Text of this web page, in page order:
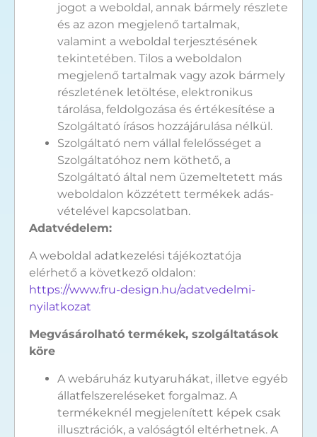
jogot a weboldal, annak bármely részlete
és az azon megjelenő tartalmak,
valamint a weboldal terjesztésének
tekintetében. Tilos a weboldalon
megjelenő tartalmak vagy azok bármely
részletének letöltése, elektronikus
tárolása, feldolgozása és értékesítése a
Szolgáltató írásos hozzájárulása nélkül.
Szolgáltató nem vállal felelősséget a
Szolgáltatóhoz nem köthető, a
Szolgáltató által nem üzemeltetett más
weboldalon közzétett termékek adás-
vételével kapcsolatban.
Adatvédelem:
A weboldal adatkezelési tájékoztatója
elérhető a következő oldalon:
https://www.fru-design.hu/adatvedelmi-
nyilatkozat
Megvásárolható termékek, szolgáltatások
köre
A webáruház kutyaruhákat, illetve egyéb
állatfelszereléseket forgalmaz. A
termékeknél megjelenített képek csak
illusztrációk, a valóságtól eltérhetnek. A